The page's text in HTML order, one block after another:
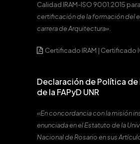
Calidad IRAM-ISO 9001:2015
certificación de la formación del
carrera de Arquitectura».
Certificado IRAM | Certificado
Declaración de Política de
de la FAPyD UNR
«En concordancia con la misión
enunciada en el Estatuto de la
Nacional de Rosario en sus